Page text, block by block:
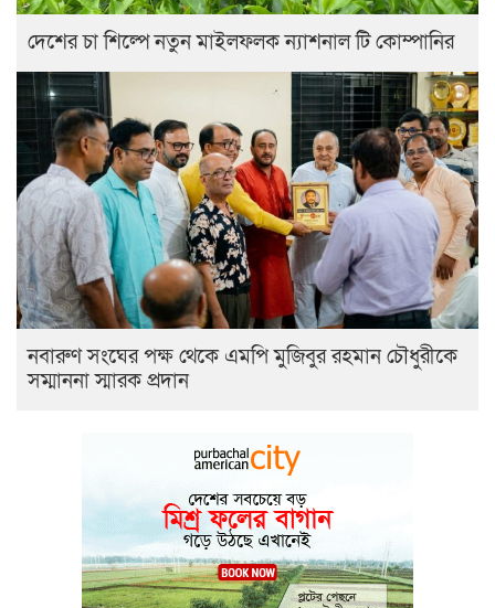
দেশের চা শিল্পে নতুন মাইলফলক ন্যাশনাল টি কোম্পানির
নবারুণ সংঘের পক্ষ থেকে এমপি মুজিবুর রহমান চৌধুরীকে
সম্মাননা স্মারক প্রদান